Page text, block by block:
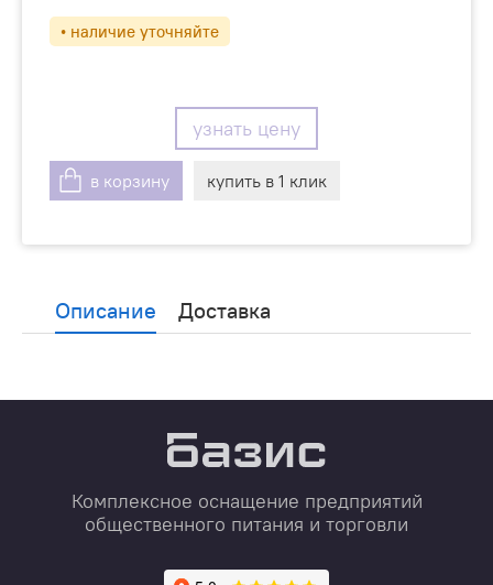
• наличие уточняйте
узнать цену
в корзину купить в 1 клик
Описание Доставка
Комплексное оснащение предприятий
общественного питания и торговли